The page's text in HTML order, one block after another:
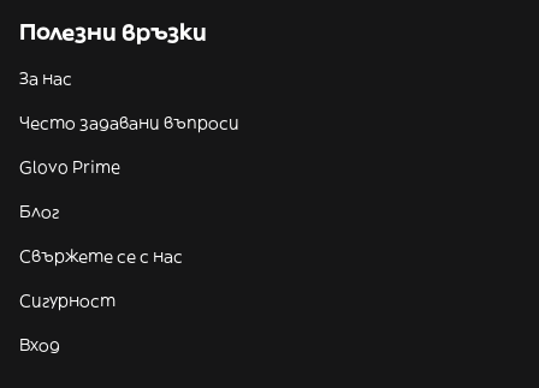
Полезни връзки
За нас
Често задавани въпроси
Glovo Prime
Блог
Свържете се с нас
Сигурност
Вход